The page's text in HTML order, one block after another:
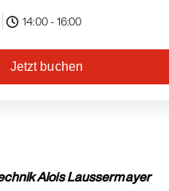
14:00 - 16:00
Jetzt buchen
Alois Laussermayer